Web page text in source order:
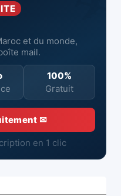
et du monde,
mail.
100%
Gratuit
✉
en 1 clic